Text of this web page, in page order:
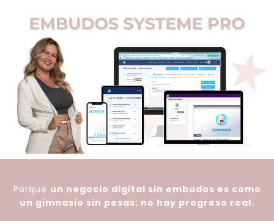
Porque un negocio digital sin embudos es como
un gimnasio sin pesas: no hay progreso real.